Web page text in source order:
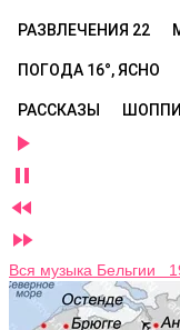
РАЗВЛЕЧЕНИЯ 22
ПОГОДА 16°, ЯСНО
РАССКАЗЫ




Вся музыка Бельгии